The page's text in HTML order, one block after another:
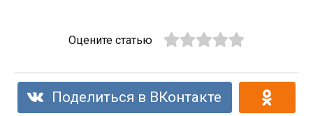
Оцените статью
Поделиться в ВКонтакте